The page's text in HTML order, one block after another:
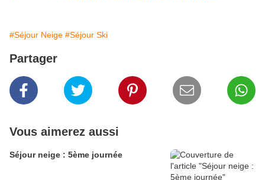
#Séjour Neige #Séjour Ski
Partager
Vous aimerez aussi
Séjour neige : 5ème journée